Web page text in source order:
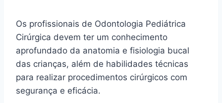
Os profissionais de Odontologia Pediátrica
Cirúrgica devem ter um conhecimento
aprofundado da anatomia e fisiologia bucal
das crianças, além de habilidades técnicas
para realizar procedimentos cirúrgicos com
segurança e eficácia.